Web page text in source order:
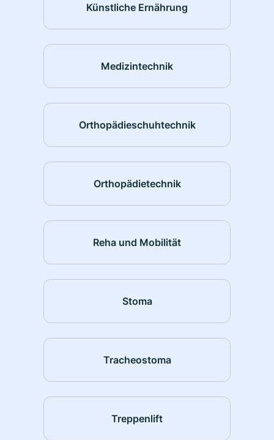
Künstliche Ernährung
Medizintechnik
Orthopädieschuhtechnik
Orthopädietechnik
Reha und Mobilität
Stoma
Tracheostoma
Treppenlift